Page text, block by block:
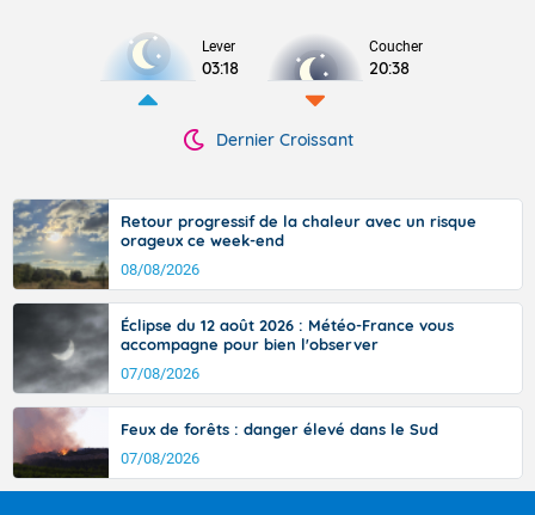
Lever
03:18
Coucher
20:38
Dernier Croissant
Retour progressif de la chaleur avec un risque
orageux ce week-end
08/08/2026
Éclipse du 12 août 2026 : Météo-France vous
accompagne pour bien l'observer
07/08/2026
Feux de forêts : danger élevé dans le Sud
07/08/2026